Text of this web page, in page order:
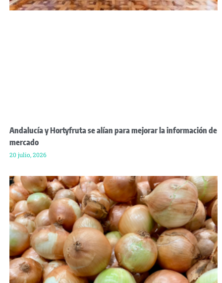
Andalucía y Hortyfruta se alían para mejorar la información de
mercado
20 julio, 2026